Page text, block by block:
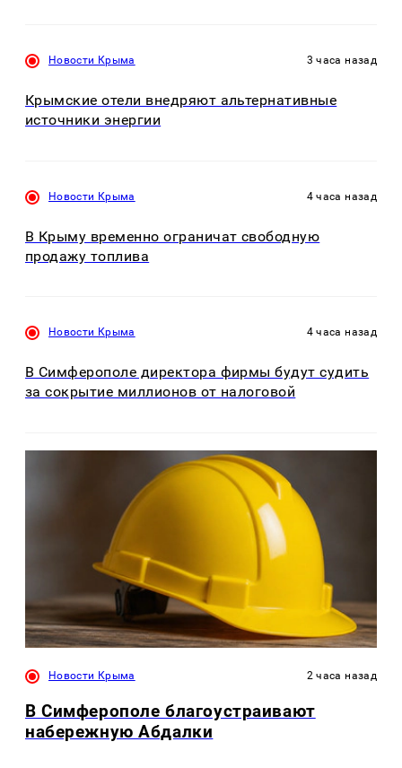
Новости Крыма 3 часа назад
Крымские отели внедряют альтернативные
источники энергии
Новости Крыма 4 часа назад
В Крыму временно ограничат свободную
продажу топлива
Новости Крыма 4 часа назад
В Симферополе директора фирмы будут судить
за сокрытие миллионов от налоговой
Новости Крыма 2 часа назад
В Симферополе благоустраивают
набережную Абдалки